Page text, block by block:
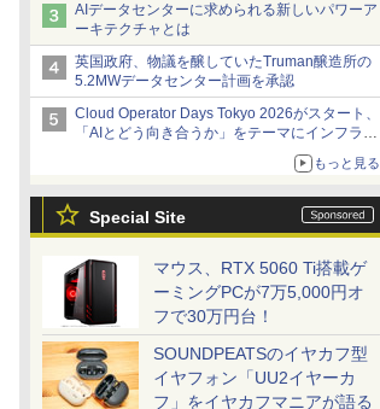
AIデータセンターに求められる新しいパワーア
ーキテクチャとは
英国政府、物議を醸していたTruman醸造所の
5.2MWデータセンター計画を承認
Cloud Operator Days Tokyo 2026がスタート、
「AIとどう向き合うか」をテーマにインフラ運
もっと見る
Special Site
マウス、RTX 5060 Ti搭載ゲ
ーミングPCが7万5,000円オ
フで30万円台！
SOUNDPEATSのイヤカフ型
イヤフォン「UU2イヤーカ
フ」をイヤカフマニアが語る